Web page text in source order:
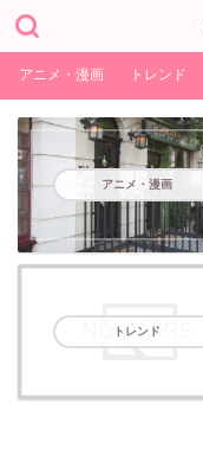
アニメ・漫画 トレンド
アニメ・漫画
トレンド